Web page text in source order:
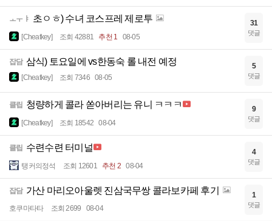
ㅗㅜㅑ 초ㅇㅎ) 수녀 코스프레 제로투
[Cheatkey] 조회 42881 추천 1 08-05
31
댓글
잡담 삼식) 토요일에 vs한동숙 롤 내전 예정
[Cheatkey] 조회 7346 08-05
5
댓글
클립 청량하게 콜라 쏟아버리는 유니 ㅋㅋㅋ
[Cheatkey] 조회 18542 08-04
9
댓글
클립 수련수련 터미널
탱커의정석 조회 12601 추천 2 08-04
4
댓글
잡담 가산 마리오아울렛 진삼국무쌍 콜라보카페 후기
호쿠마타타 조회 2699 08-04
1
댓글